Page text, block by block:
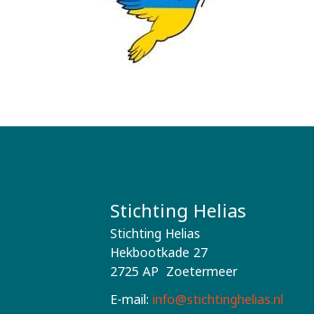
Stichting Helias
Stichting Helias
Hekbootkade 27
2725 AP Zoetermeer
E-mail: info@stichtinghelias.nl